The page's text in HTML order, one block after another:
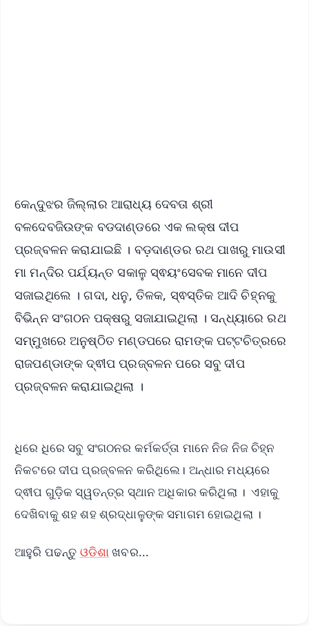
କେନ୍ଦୁଝର ଜିଲ୍ଲାର ଆରାଧ୍ୟ ଦେବତା ଶ୍ରୀ
ବଳଦେବଜିଉଙ୍କ ବଡଦାଣ୍ଡରେ ଏକ ଲକ୍ଷ ଦୀପ
ପ୍ରଜ୍ବଳନ କରାଯାଇଛି । ବଡ଼ଦାଣ୍ଡର ରଥ ପାଖରୁ ମାଉସୀ
ମା ମନ୍ଦିର ପର୍ଯ୍ୟନ୍ତ ସକାଳୁ ସ୍ଵୟଂସେବକ ମାନେ ଦୀପ
ସଜାଇଥିଲେ । ଗଦା, ଧନୁ, ତିଳକ, ସ୍ଵସ୍ତିକ ଆଦି ଚିହ୍ନକୁ
ବିଭିନ୍ନ ସଂଗଠନ ପକ୍ଷରୁ ସଜାଯାଇଥିଲା । ସନ୍ଧ୍ୟାରେ ରଥ
ସମ୍ମୁଖରେ ଅନୁଷ୍ଠିତ ମଣ୍ଡପରେ ରାମଙ୍କ ପଟ୍ଟଚିତ୍ରରେ
ରାଜପଣ୍ଡାଙ୍କ ଦ୍ଵୀପ ପ୍ରଜ୍ବଳନ ପରେ ସବୁ ଦୀପ
ପ୍ରଜ୍ବଳନ କରାଯାଇଥିଲା ।
ଧିରେ ଧିରେ ସବୁ ସଂଗଠନର କର୍ମକର୍ତ୍ତା ମାନେ ନିଜ ନିଜ ଚିହ୍ନ
ନିକଟରେ ଦୀପ ପ୍ରଜ୍ବଳନ କରିଥିଲେ। ଅନ୍ଧାର ମଧ୍ୟରେ
ଦ୍ଵୀପ ଗୁଡ଼ିକ ସ୍ୱତନ୍ତ୍ର ସ୍ଥାନ ଅଧିକାର କରିଥିଲା । ଏହାକୁ
ଦେଖିବାକୁ ଶହ ଶହ ଶ୍ରଦ୍ଧାଳୁଙ୍କ ସମାଗମ ହୋଇଥିଲା ।
ଆହୁରି ପଢନ୍ତୁ ଓଡିଶା ଖବର...